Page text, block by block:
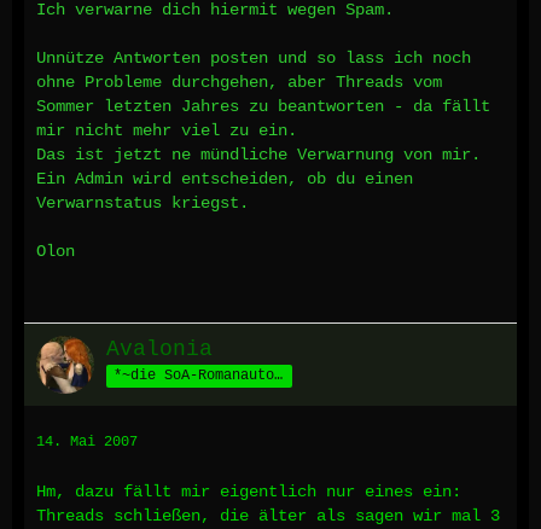
Ich verwarne dich hiermit wegen Spam.
Unnütze Antworten posten und so lass ich noch
ohne Probleme durchgehen, aber Threads vom
Sommer letzten Jahres zu beantworten - da fällt
mir nicht mehr viel zu ein.
Das ist jetzt ne mündliche Verwarnung von mir.
Ein Admin wird entscheiden, ob du einen
Verwarnstatus kriegst.
Olon
Avalonia
*~die SoA-Romanautorin~*
14. Mai 2007
Hm, dazu fällt mir eigentlich nur eines ein:
Threads schließen, die älter als sagen wir mal 3